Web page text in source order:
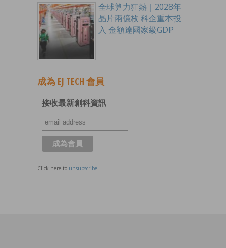
全球算力狂熱｜2028年
晶片兩億枚 科企重本投
入 金額達國家級GDP
成為 EJ TECH 會員
接收最新創科資訊
Click here to unsubscribe